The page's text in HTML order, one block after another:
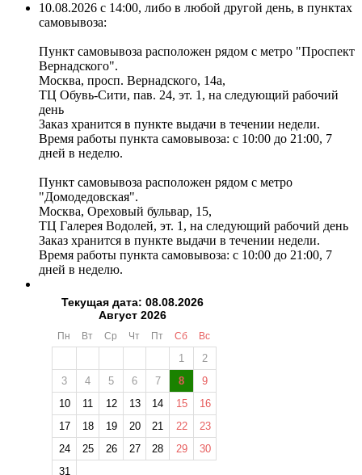
10.08.2026 с 14:00, либо в любой другой день, в пунктах
самовывоза:
Пункт самовывоза расположен рядом с метро "Проспект
Вернадского".
Москва, просп. Вернадского, 14а,
ТЦ Обувь-Сити, пав. 24, эт. 1, на следующий рабочий
день
Заказ хранится в пункте выдачи в течении недели.
Время работы пункта самовывоза: с 10:00 до 21:00, 7
дней в неделю.
Пункт самовывоза расположен рядом с метро
"Домодедовская".
Москва, Ореховый бульвар, 15,
ТЦ Галерея Водолей, эт. 1, на следующий рабочий день
Заказ хранится в пункте выдачи в течении недели.
Время работы пункта самовывоза: с 10:00 до 21:00, 7
дней в неделю.
Текущая дата: 08.08.2026
Август 2026
Пн Вт Ср Чт Пт Сб Вс
1
2
3
4 5 6 7 8
9
10
11 12 13 14 15
16
17
18 19 20 21 22
23
24
25 26 27 28 29
30
31